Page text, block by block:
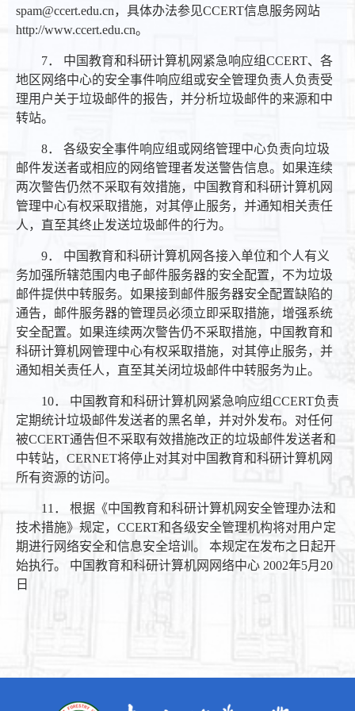
spam@ccert.edu.cn，具体办法参见CCERT信息服务网站
http://www.ccert.edu.cn。
7． 中国教育和科研计算机网紧急响应组CCERT、各
地区网络中心的安全事件响应组或安全管理负责人负责受
理用户关于垃圾邮件的报告，并分析垃圾邮件的来源和中
转站。
8． 各级安全事件响应组或网络管理中心负责向垃圾
邮件发送者或相应的网络管理者发送警告信息。如果连续
两次警告仍然不采取有效措施，中国教育和科研计算机网
管理中心有权采取措施，对其停止服务，并通知相关责任
人，直至其终止发送垃圾邮件的行为。
9． 中国教育和科研计算机网各接入单位和个人有义
务加强所辖范围内电子邮件服务器的安全配置，不为垃圾
邮件提供中转服务。如果接到邮件服务器安全配置缺陷的
通告，邮件服务器的管理员必须立即采取措施，增强系统
安全配置。如果连续两次警告仍不采取措施，中国教育和
科研计算机网管理中心有权采取措施，对其停止服务，并
通知相关责任人，直至其关闭垃圾邮件中转服务为止。
10． 中国教育和科研计算机网紧急响应组CCERT负责
定期统计垃圾邮件发送者的黑名单，并对外发布。对任何
被CCERT通告但不采取有效措施改正的垃圾邮件发送者和
中转站，CERNET将停止对其对中国教育和科研计算机网
所有资源的访问。
11． 根据《中国教育和科研计算机网安全管理办法和
技术措施》规定，CCERT和各级安全管理机构将对用户定
期进行网络安全和信息安全培训。 本规定在发布之日起开
始执行。 中国教育和科研计算机网网络中心 2002年5月20
日